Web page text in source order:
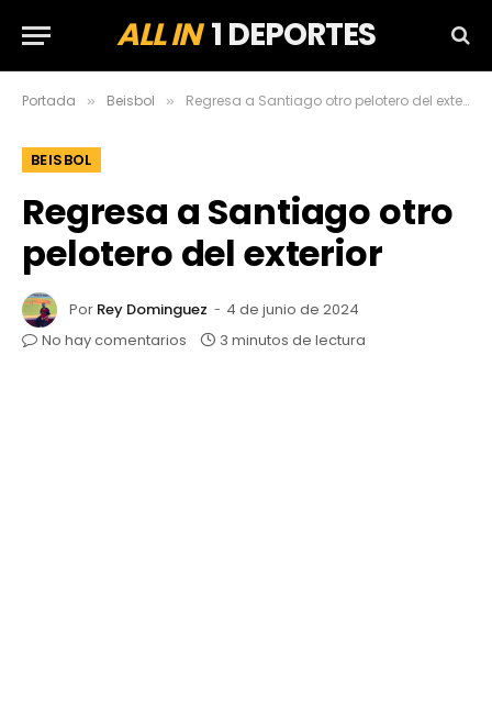
ALL IN1 DEPORTES
Portada » Beisbol » Regresa a Santiago otro pelotero del exterior
BEISBOL
Regresa a Santiago otro
pelotero del exterior
Por Rey Dominguez
4 de junio de 2024
No hay comentarios
3 minutos de lectura